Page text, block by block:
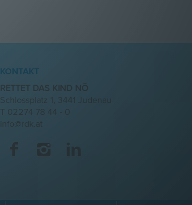
KONTAKT
RETTET DAS KIND NÖ
Schlossplatz 1, 3441 Judenau
T 02274 78 44 - 0
info@rdk.at